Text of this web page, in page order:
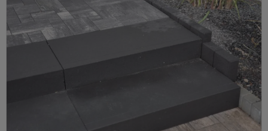
publicznej na chodniki i place — oba warianty w jednym miejscu.
Pokaż podkategorie
ZOBACZ KATEGORIĘ ➔